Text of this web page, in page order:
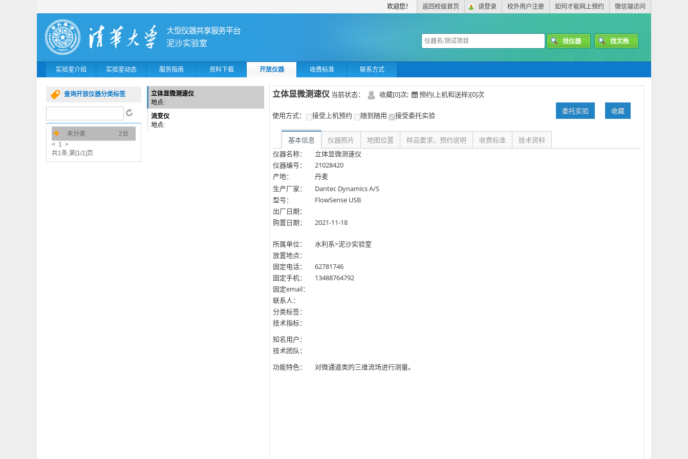
返回校级首页 请登录 校外用户注册 如何才能网上预约 微信端访问
欢迎您！
泥沙实验室
实验室介绍 实验室动态 服务指南 资料下载 开放仪器 收费标准 联系方式
查询开放仪器分类标签
未分类
2台
< 1 >
共1条,第[1/1]页
立体显微测速仪
地点:
流变仪
地点: